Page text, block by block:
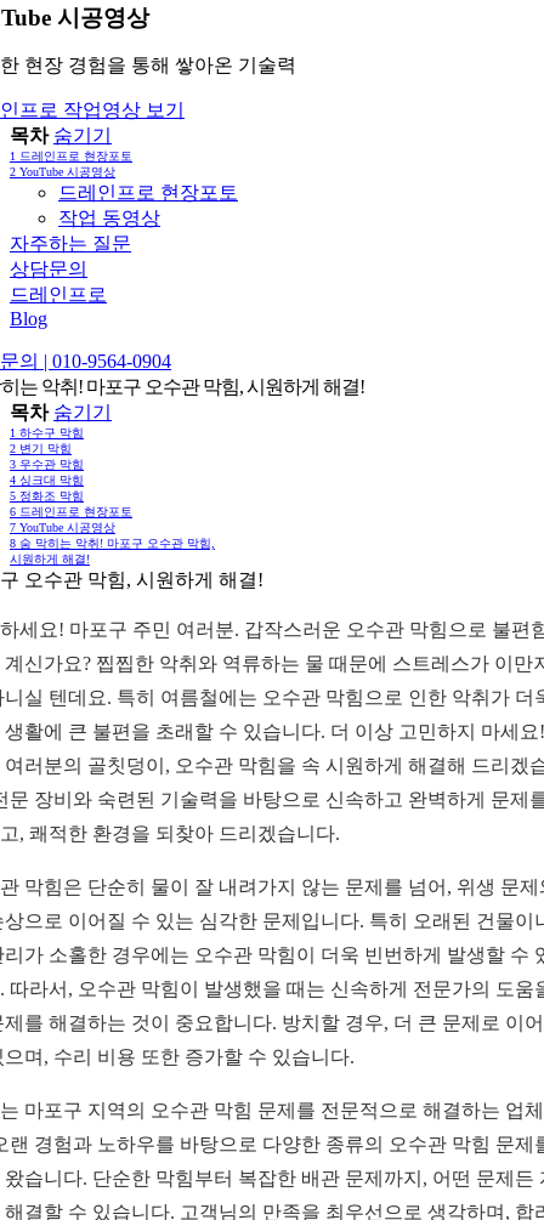
시공영상
현장 경험을 통해 쌓아온 기술력
프로 작업영상 보기
목차 숨기기
1 드레인프로 현장포토
2 YouTube 시공영상
드레인프로 현장포토
작업 동영상
자주하는 질문
상담문의
드레인프로
Blog
의 | 010-9564-0904
는 악취! 마포구 오수관 막힘, 시원하게 해결!
목차 숨기기
1 하수구 막힘
2 변기 막힘
3 우수관 막힘
4 싱크대 막힘
5 정화조 막힘
6 드레인프로 현장포토
7 YouTube 시공영상
8 숨 막히는 악취! 마포구 오수관 막힘,
시원하게 해결!
오수관 막힘, 시원하게 해결!
세요! 마포구 주민 여러분. 갑작스러운 오수관 막힘으로 불편
계신가요? 찝찝한 악취와 역류하는 물 때문에 스트레스가 이만
니실 텐데요. 특히 여름철에는 오수관 막힘으로 인한 악취가 더
생활에 큰 불편을 초래할 수 있습니다. 더 이상 고민하지 마세요
여러분의 골칫덩이, 오수관 막힘을 속 시원하게 해결해 드리겠
문 장비와 숙련된 기술력을 바탕으로 신속하고 완벽하게 문제
, 쾌적한 환경을 되찾아 드리겠습니다.
막힘은 단순히 물이 잘 내려가지 않는 문제를 넘어, 위생 문제
상으로 이어질 수 있는 심각한 문제입니다. 특히 오래된 건물이
리가 소홀한 경우에는 오수관 막힘이 더욱 빈번하게 발생할 수
따라서, 오수관 막힘이 발생했을 때는 신속하게 전문가의 도움
제를 해결하는 것이 중요합니다. 방치할 경우, 더 큰 문제로 이
으며, 수리 비용 또한 증가할 수 있습니다.
마포구 지역의 오수관 막힘 문제를 전문적으로 해결하는 업
랜 경험과 노하우를 바탕으로 다양한 종류의 오수관 막힘 문제
왔습니다. 단순한 막힘부터 복잡한 배관 문제까지, 어떤 문제든
해결할 수 있습니다. 고객님의 만족을 최우선으로 생각하며, 합